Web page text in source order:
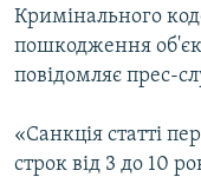
ДЕПОРТАЦІЯ
ВІДЕОУРОКИ «ELIFBE»
УКРАЇНСЬКА
ЯК ОБІЙТИ
Русский
Qırımtatar
Кримінального
пошкодження
повідомляє прес-
«Санкція статті
строк від 3 до 10